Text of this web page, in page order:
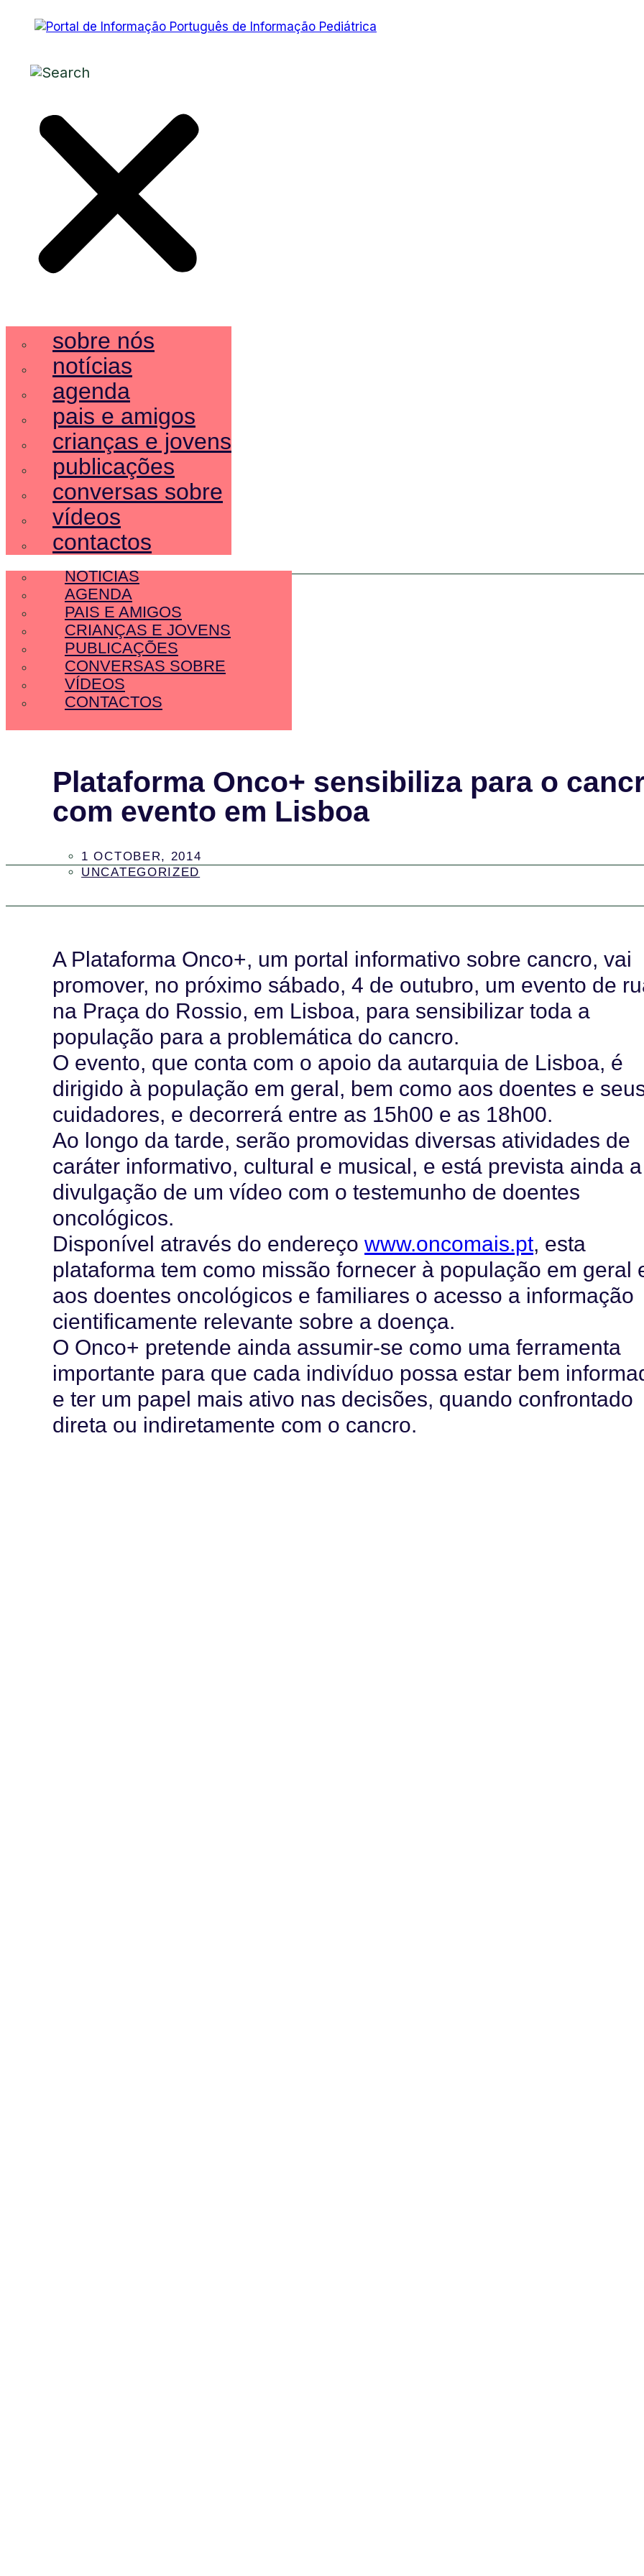
sobre nós
notícias
agenda
pais e amigos
crianças e jovens
publicações
conversas sobre
vídeos
contactos
SOBRE NÓS
NOTÍCIAS
AGENDA
PAIS E AMIGOS
CRIANÇAS E JOVENS
PUBLICAÇÕES
CONVERSAS SOBRE
VÍDEOS
CONTACTOS
Plataforma Onco+ sensibiliza para o
com evento em Lisboa
1 OCTOBER, 2014
UNCATEGORIZED
A Plataforma Onco+, um portal informativo sobre cancro, vai
promover, no próximo sábado, 4 de outubro, um evento de
na Praça do Rossio, em Lisboa, para sensibilizar toda a
população para a problemática do cancro.
O evento, que conta com o apoio da autarquia de Lisboa, é
dirigido à população em geral, bem como aos doentes e
cuidadores, e decorrerá entre as 15h00 e as 18h00.
Ao longo da tarde, serão promovidas diversas atividades de
caráter informativo, cultural e musical, e está prevista ainda a
divulgação de um vídeo com o testemunho de doentes
oncológicos.
Disponível através do endereçowww.oncomais.pt, esta
plataforma tem como missão fornecer à população em geral
aos doentes oncológicos e familiares o acesso a informação
cientificamente relevante sobre a doença.
O Onco+ pretende ainda assumir-se como uma ferramenta
importante para que cada indivíduo possa estar bem
e ter um papel mais ativo nas decisões, quando confrontado
direta ou indiretamente com o cancro.